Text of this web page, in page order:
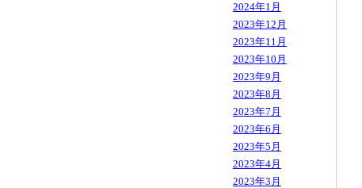
2024年1月
2023年12月
2023年11月
2023年10月
2023年9月
2023年8月
2023年7月
2023年6月
2023年5月
2023年4月
2023年3月